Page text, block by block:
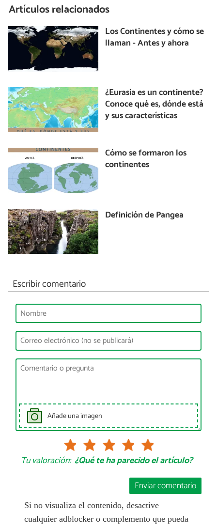
Artículos relacionados
Los Continentes y cómo se
llaman - Antes y ahora
¿Eurasia es un continente?
Conoce qué es, dónde está
y sus características
Cómo se formaron los
continentes
Definición de Pangea
Escribir comentario
Añade una imagen
Tu valoración: ¿Qué te ha parecido el artículo?
Enviar comentario
Si no visualiza el contenido, desactive
cualquier adblocker o complemento que pueda